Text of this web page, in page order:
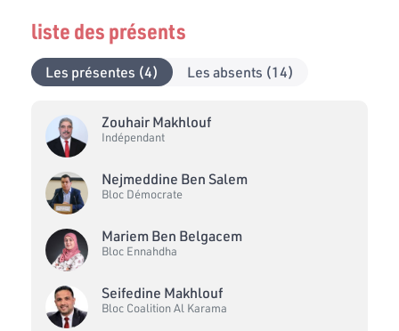
liste des présents
Les présentes (4) Les absents (14)
Zouhair Makhlouf
Indépendant
Nejmeddine Ben Salem
Bloc Démocrate
Mariem Ben Belgacem
Bloc Ennahdha
Seifedine Makhlouf
Bloc Coalition Al Karama